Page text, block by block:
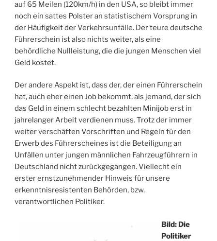
auf 65 Meilen (120km/h) in den USA, so bleibt immer
noch ein sattes Polster an statistischem Vorsprung in
der Häufigkeit der Verkehrsunfälle. Der teure deutsche
Führerschein ist also nichts weiter, als eine
behördliche Nullleistung, die die jungen Menschen viel
Geld kostet.
Der andere Aspekt ist, dass der, der einen Führerschein
hat, auch eher einen Job bekommt, als jemand, der sich
das Geld in einem schlecht bezahlten Minijob erst in
jahrelanger Arbeit verdienen muss. Trotz der immer
weiter verschäften Vorschriften und Regeln für den
Erwerb des Führerscheines ist die Beteiligung an
Unfällen unter jungen männlichen Fahrzeugführern in
Deutschland nicht zurückgegangen. Viellecht ein
erster ernstzunehmender Hinweis für unsere
erkenntnisresistenten Behörden, bzw.
verantwortlichen Politiker.
Bild: Die
Politiker